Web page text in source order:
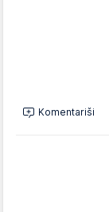
Komentariši